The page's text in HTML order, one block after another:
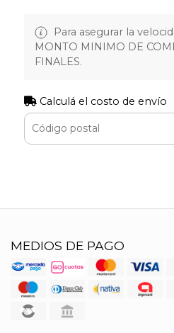
Para asegurar la
MONTO MINIMO DE
FINALES.
Calculá el costo de envío
MEDIOS DE PAGO